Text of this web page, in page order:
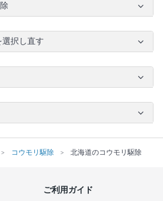
択し直す
コウモリ駆除 北海道のコウモリ駆除
ご利用ガイド